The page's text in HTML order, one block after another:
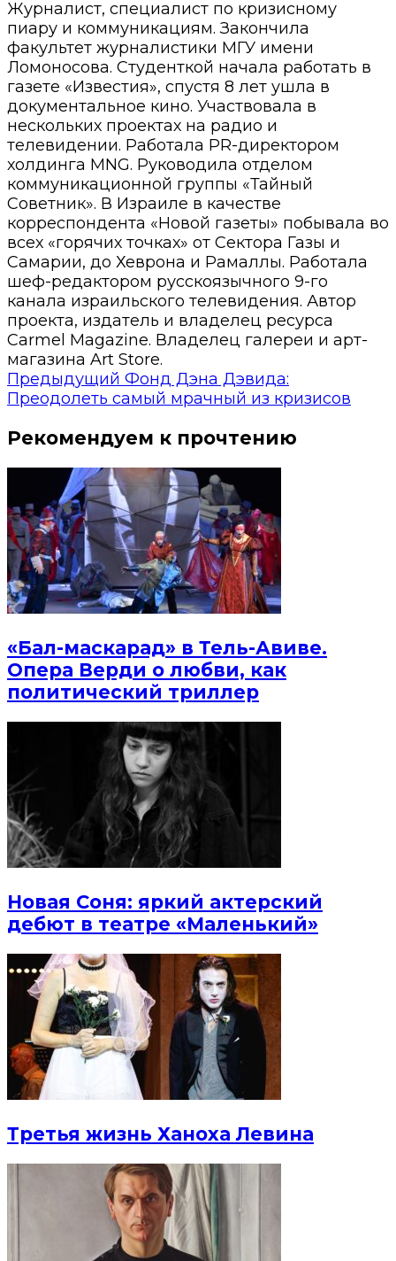
Журналист, специалист по кризисному
пиару и коммуникациям. Закончила
факультет журналистики МГУ имени
Ломоносова. Студенткой начала работать в
газете «Известия», спустя 8 лет ушла в
документальное кино. Участвовала в
нескольких проектах на радио и
телевидении. Работала PR-директором
холдинга MNG. Руководила отделом
коммуникационной группы «Тайный
Советник». В Израиле в качестве
корреспондента «Новой газеты» побывала во
всех «горячих точках» от Сектора Газы и
Самарии, до Хеврона и Рамаллы. Работала
шеф-редактором русскоязычного 9-го
канала израильского телевидения. Автор
проекта, издатель и владелец ресурса
Carmel Magazine. Владелец галереи и арт-
магазина Art Store.
Предыдущий Фонд Дэна Дэвида:
Преодолеть самый мрачный из кризисов
Рекомендуем к прочтению
«Бал-маскарад» в Тель-Авиве.
Опера Верди о любви, как
политический триллер
Новая Соня: яркий актерский
дебют в театре «Маленький»
Третья жизнь Ханоха Левина